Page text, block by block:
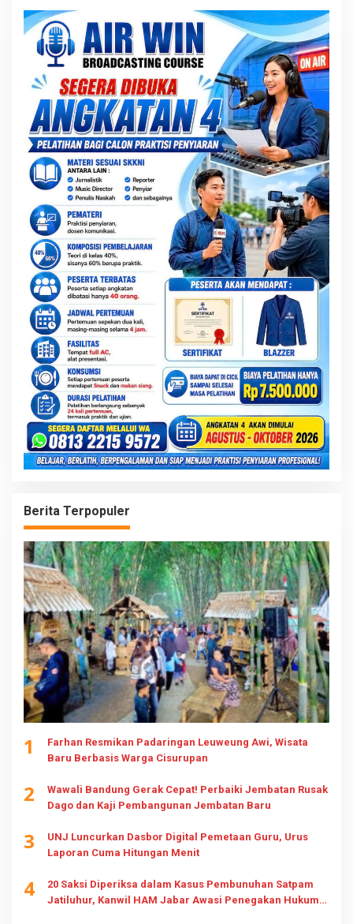
Berita Terpopuler
1
Farhan Resmikan Padaringan Leuweung Awi, Wisata
Baru Berbasis Warga Cisurupan
2
Wawali Bandung Gerak Cepat! Perbaiki Jembatan Rusak
Dago dan Kaji Pembangunan Jembatan Baru
3
UNJ Luncurkan Dasbor Digital Pemetaan Guru, Urus
Laporan Cuma Hitungan Menit
4
20 Saksi Diperiksa dalam Kasus Pembunuhan Satpam
Jatiluhur, Kanwil HAM Jabar Awasi Penegakan Hukum